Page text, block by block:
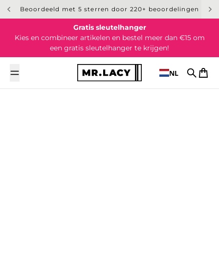
Overslaan naar inhoud
Beoordeeld met 5 sterren door 220+ beoordelingen
Gratis sleutelhanger
Kies en combineer artikelen en bestel meer dan €15 om
een gratis sleutelhanger te krijgen!
NL
Zoek op